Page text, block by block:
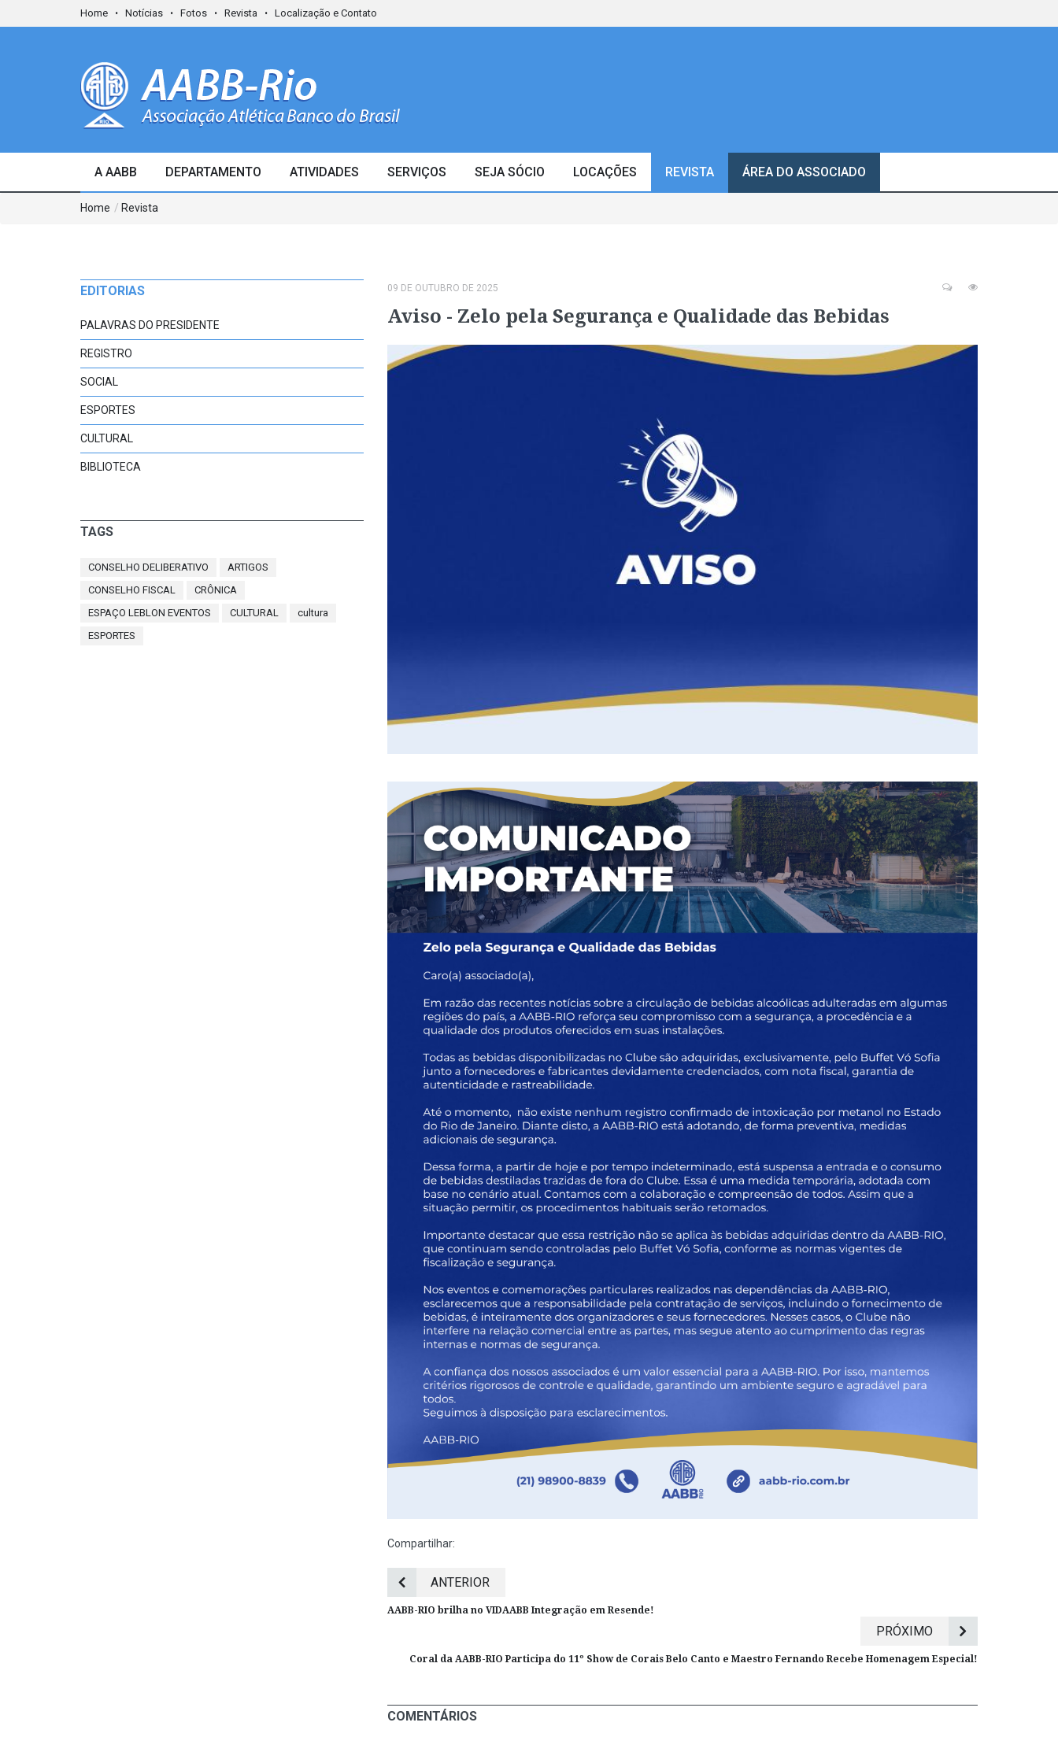
Home Notícias Fotos Revista Localização e Contato
A AABB DEPARTAMENTO ATIVIDADES SERVIÇOS SEJA SÓCIO LOCAÇÕES REVISTA ÁREA DO ASSOCIADO
Home / Revista
EDITORIAS
PALAVRAS DO PRESIDENTE
REGISTRO
SOCIAL
ESPORTES
CULTURAL
BIBLIOTECA
TAGS
CONSELHO DELIBERATIVO
ARTIGOS
CONSELHO FISCAL
CRÔNICA
ESPAÇO LEBLON EVENTOS
CULTURAL
cultura
ESPORTES
09 DE OUTUBRO DE 2025
Aviso - Zelo pela Segurança e Qualidade das Bebidas
Compartilhar:
ANTERIOR
AABB-RIO brilha no VIDAABB Integração em Resende!
PRÓXIMO
Coral da AABB-RIO Participa do 11º Show de Corais Belo Canto e Maestro Fernando Recebe Homenagem Especial!
COMENTÁRIOS